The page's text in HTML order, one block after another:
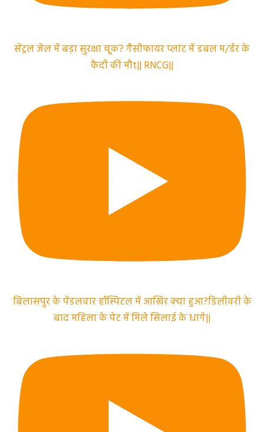
सेंट्रल जेल में बड़ा सुरक्षा चूक? गैसीफायर प्लांट में डबल म/र्डर के
कैदी की मौt|| RNCG||
बिलासपुर के पेंडलवार हॉस्पिटल में आखिर क्या हुआ?डिलीवरी के
बाद महिला के पेट में मिले सिलाई के धागे||